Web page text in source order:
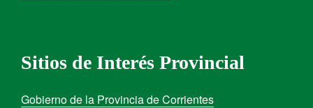
Sitios de Interés Provincial
Gobierno de la Provincia de Corrientes